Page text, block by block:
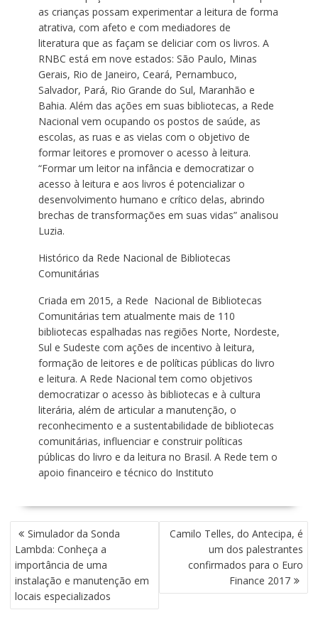
as crianças possam experimentar a leitura de forma
atrativa, com afeto e com mediadores de
literatura que as façam se deliciar com os livros. A
RNBC está em nove estados: São Paulo, Minas
Gerais, Rio de Janeiro, Ceará, Pernambuco,
Salvador, Pará, Rio Grande do Sul, Maranhão e
Bahia. Além das ações em suas bibliotecas, a Rede
Nacional vem ocupando os postos de saúde, as
escolas, as ruas e as vielas com o objetivo de
formar leitores e promover o acesso à leitura.
“Formar um leitor na infância e democratizar o
acesso à leitura e aos livros é potencializar o
desenvolvimento humano e crítico delas, abrindo
brechas de transformações em suas vidas” analisou
Luzia.
Histórico da Rede Nacional de Bibliotecas
Comunitárias
Criada em 2015, a Rede Nacional de Bibliotecas
Comunitárias tem atualmente mais de 110
bibliotecas espalhadas nas regiões Norte, Nordeste,
Sul e Sudeste com ações de incentivo à leitura,
formação de leitores e de políticas públicas do livro
e leitura. A Rede Nacional tem como objetivos
democratizar o acesso às bibliotecas e à cultura
literária, além de articular a manutenção, o
reconhecimento e a sustentabilidade de bibliotecas
comunitárias, influenciar e construir políticas
públicas do livro e da leitura no Brasil. A Rede tem o
apoio financeiro e técnico do Instituto
N
A
V
E
G
A
Simulador da Sonda
Lambda: Conheça a
importância de uma
instalação e manutenção em
locais especializados
Camilo Telles, do Antecipa, é
um dos palestrantes
confirmados para o Euro
Finance 2017